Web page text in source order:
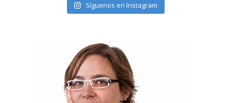
Síguenos en Instagram